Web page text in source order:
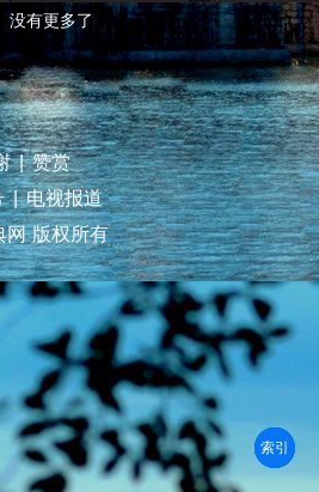
没有更多了
| 赞赏
| 电视报道
网 版权所有
部首
笔划
拼音
潮拼